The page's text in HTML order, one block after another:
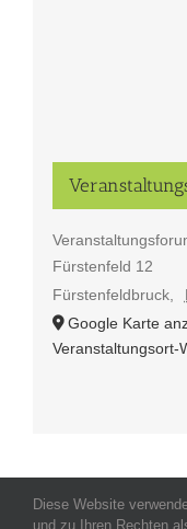
Fürstenfeld 12
Fürstenfeldbruck,
Google Karte
Veranstaltungsort-
Allgemeine
Diese Website
und zu Ihren Rechten